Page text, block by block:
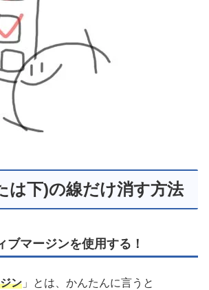
は下)の線だけ消す方法
ブマージンを使用する！
ン 」とは、かんたんに言うと